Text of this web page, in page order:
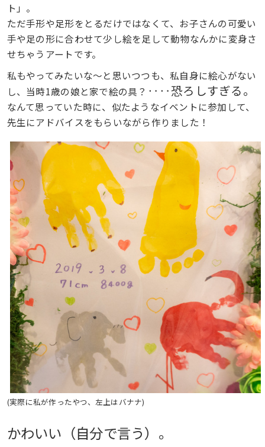
ト」。
ただ手形や足形をとるだけではなくて、お子さんの可愛い
手や足の形に合わせて少し絵を足して動物なんかに変身さ
せちゃうアートです。
私もやってみたいな〜と思いつつも、私自身に絵心がない
し、当時1歳の娘と家で絵の具？ ‥‥恐ろしすぎる。
なんて思っていた時に、似たようなイベントに参加して、
先生にアドバイスをもらいながら作りました！
(実際に私が作ったやつ、左上はバナナ)
かわいい（自分で言う） 。